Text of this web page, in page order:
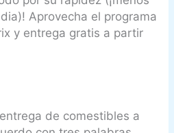
Aprovecha el programa
y entrega gratis a partir
de comestibles a